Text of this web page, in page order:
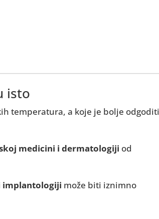
isto
temperatura, a koje je bolje odgoditi
medicini i dermatologiji od
implantologiji može biti iznimno